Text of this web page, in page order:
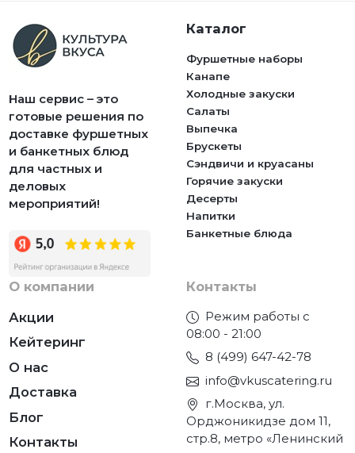
Наш сервис – это
готовые решения по
доставке фуршетных
и банкетных блюд
для частных и
деловых
мероприятий!
Каталог
Фуршетные наборы
Канапе
Холодные закуски
Салаты
Выпечка
Брускеты
Сэндвичи и круасаны
Горячие закуски
Десерты
Напитки
Банкетные блюда
О компании
Акции
Кейтеринг
О нас
Доставка
Блог
Контакты
Контакты
Режим работы с
08:00 - 21:00
8 (499) 647-42-78
info@vkuscatering.ru
г.Москва, ул.
Орджоникидзе дом 11,
стр.8, метро «Ленинский